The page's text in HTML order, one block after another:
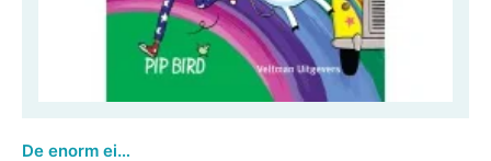
De enorm eigenwijze eenhoorn op schoolreis